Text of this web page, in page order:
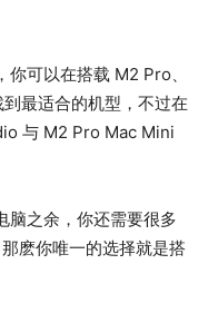
可以在搭载 M2 Pro、
最适合的机型，不过在
与 M2 Pro Mac Mini
脑之余，你还需要很多
麽你唯一的选择就是搭